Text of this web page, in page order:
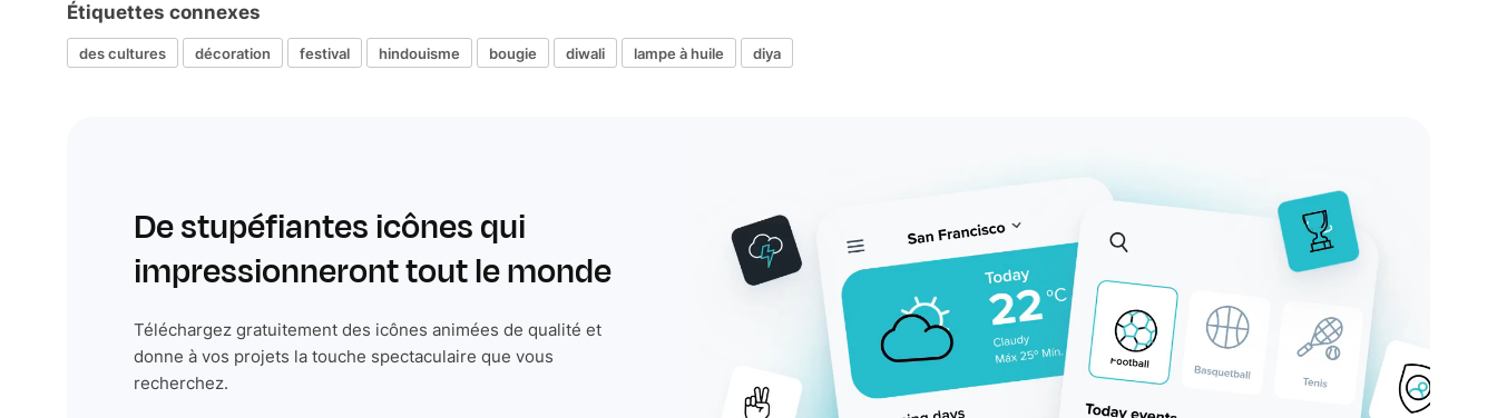
Étiquettes connexes
des cultures décoration festival hindouisme bougie diwali lampe à huile diya
De stupéfiantes icônes qui
impressionneront tout le monde
Téléchargez gratuitement des icônes animées de qualité et
donne à vos projets la touche spectaculaire que vous
recherchez.